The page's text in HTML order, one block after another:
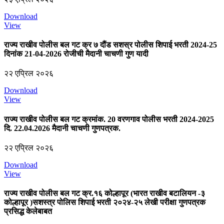
Download
View
राज्य राखीव पोलीस बल गट क्र ७ दौंड सशस्र पोलीस शिपाई भरती 2024-25
दिनांक 21-04-2026 रोजीची मैदानी चाचणी गुण यादी
२२ एप्रिल २०२६
Download
View
राज्य राखीव पोलीस बल गट क्रमांक. 20 वरणगाव पोलीस भरती 2024-2025
दि. 22.04.2026 मैदानी चाचणी गुणपत्रक.
२२ एप्रिल २०२६
Download
View
राज्य राखीव पोलीस बल गट क्र.१६ कोल्हापूर (भारत राखीव बटालियन -३
कोल्हापूर )सशस्त्र पोलिस शिपाई भरती २०२४-२५ लेखी परीक्षा गुणपत्रक
प्रसिद्ध केलेबाबत